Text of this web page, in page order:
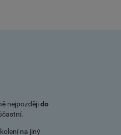
nejpozdějido
na jiný